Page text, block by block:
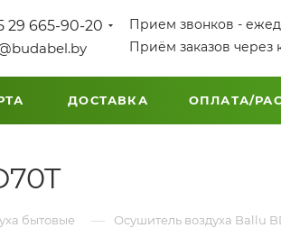
29 665-90-20
Прием звонков -
Приём заказов через
ДОСТАВКА ОПЛАТА/
бытовые — Осушитель воздуха Ballu